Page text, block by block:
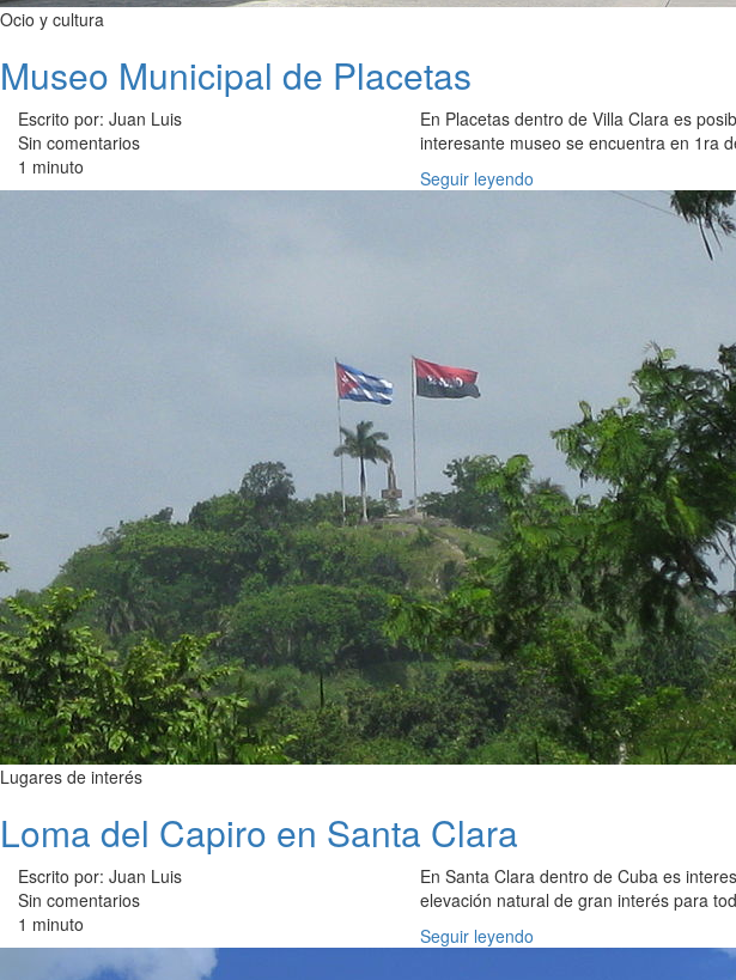
Ocio y cultura
Museo Municipal de Placetas
Escrito por: Juan Luis
Sin comentarios
1 minuto
En Placetas dentro de Villa Clara es
interesante museo se encuentra en 1ra
Seguir leyendo
Lugares de interés
Loma del Capiro en Santa Clara
Escrito por: Juan Luis
Sin comentarios
1 minuto
En Santa Clara dentro de Cuba es
elevación natural de gran interés para
Seguir leyendo